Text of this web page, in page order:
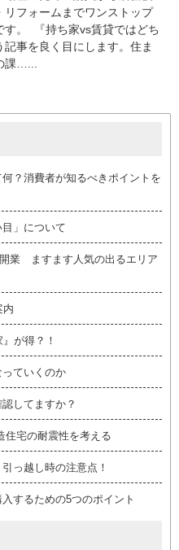
リフォームまでワンストップ
す。 『持ち家vs賃貸ではどち
記事を良く目にします。住ま
課…...
？消費者が知るべきポイントを
」について
開業 ますます人気の出るエリア
内
が得？！
ていくのか
してますか？
宅の耐震性を考える
っ越し時の注意点！
するための5つのポイント